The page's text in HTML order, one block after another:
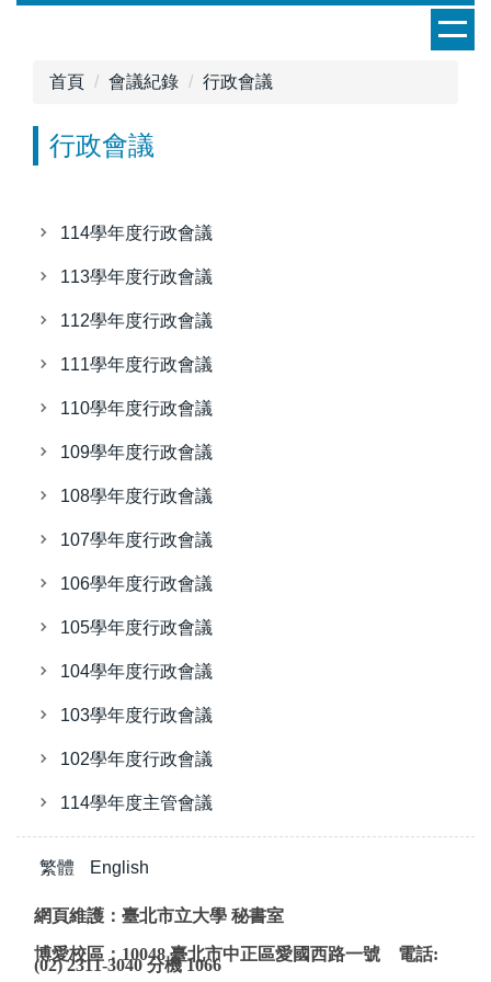
首頁 會議紀錄 行政會議
行政會議
114學年度行政會議
113學年度行政會議
112學年度行政會議
111學年度行政會議
110學年度行政會議
109學年度行政會議
108學年度行政會議
107學年度行政會議
106學年度行政會議
105學年度行政會議
104學年度行政會議
103學年度行政會議
102學年度行政會議
114學年度主管會議
繁體 English
網頁維護：臺北市立大學 秘書室
博愛校區：10048 臺北市中正區愛國西路一號 電話:
(02) 2311-3040 分機 1066